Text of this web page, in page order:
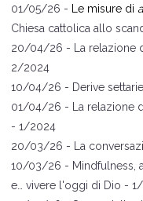
01/05/26 -
Le misure di
Chiesa cattolica allo
20/04/26 -
La
2/2024
10/04/26 - Derive
01/04/26 -
La relazione
- 1/2024
20/03/26 -
La
10/03/26 -
e… vivere l'oggi di Dio -